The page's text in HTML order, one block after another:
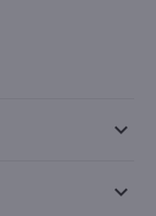
keyboard_arrow_down
keyboard_arrow_down